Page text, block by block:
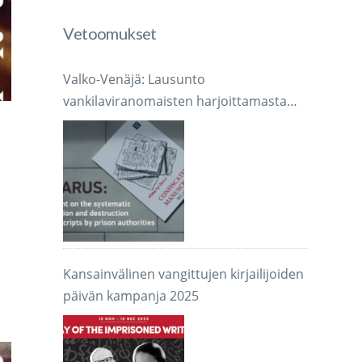
Vetoomukset
Valko-Venäjä: Lausunto
vankilaviranomaisten harjoittamasta
järjestelmällisestä käsikirjoitusten
takavarikoinnista ja tuhoamisesta
Kansainvälinen vangittujen kirjailijoiden
päivän kampanja 2025